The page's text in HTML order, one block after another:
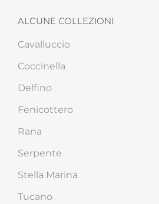
ALCUNE COLLEZIONI
Cavalluccio
Coccinella
Delfino
Fenicottero
Rana
Serpente
Stella Marina
Tucano